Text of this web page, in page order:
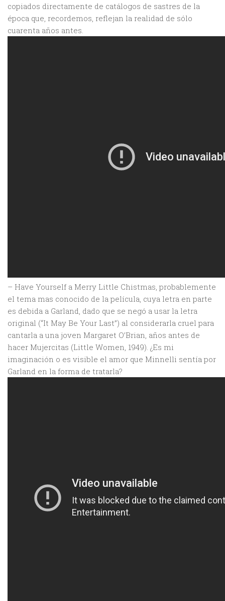
copiados directamente de catálogos de sastres de la
época que, recordemos, reflejan la realidad de sólo
cuarenta años antes.
– Have Yourself a Merry Little Chistmas, probablemente
el tema mas conocido de la película, cuya letra en parte
es debida a Garland, dado que se negó a usar la letra
original (“It May Be Your Last”) al considerarla cruel para
cantarla a una joven Margaret O’Brian, años antes de
hacer Mujercitas (Little Women, 1949). ¿Es mi
imaginación o es visible el amor que Minnelli sentía por
Garland en la forma de tratarla?